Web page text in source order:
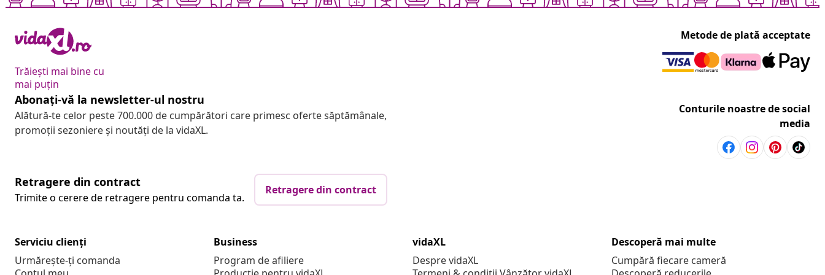
Trăiești mai bine cu
mai puțin
Metode de plată acceptate
Abonați-vă la newsletter-ul nostru
Alătură-te celor peste 700.000 de cumpărători care primesc oferte săptămânale,
promoții sezoniere și noutăți de la vidaXL.
Conturile noastre de social
media
Retragere din contract
Trimite o cerere de retragere pentru comanda ta.
Retragere din contract
Serviciu clienți
Urmărește-ți comanda
Business
Program de afiliere
vidaXL
Despre vidaXL
Descoperă mai multe
Cumpără fiecare cameră